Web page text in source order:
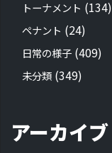
トーナメント (134)
ペナント (24)
日常の様子 (409)
未分類 (349)
アーカイブ